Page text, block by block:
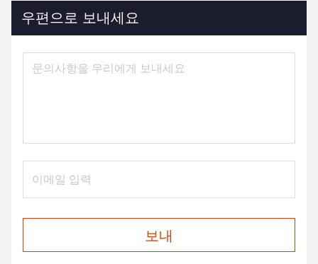
우편으로 보내세요
보내